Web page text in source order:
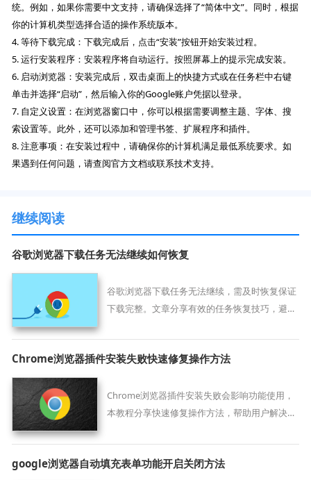
统。例如，如果你需要中文支持，请确保选择了“简体中文”。同时，根据
你的计算机类型选择合适的操作系统版本。
4. 等待下载完成：下载完成后，点击“安装”按钮开始安装过程。
5. 运行安装程序：安装程序将自动运行。按照屏幕上的提示完成安装。
6. 启动浏览器：安装完成后，双击桌面上的快捷方式或在任务栏中右键
单击并选择“启动”，然后输入你的Google账户凭据以登录。
7. 自定义设置：在浏览器窗口中，你可以根据需要调整主题、字体、搜
索设置等。此外，还可以添加和管理书签、扩展程序和插件。
8. 注意事项：在安装过程中，请确保你的计算机满足最低系统要求。如
果遇到任何问题，请查阅官方文档或联系技术支持。
继续阅读
谷歌浏览器下载任务无法继续如何恢复
谷歌浏览器下载任务无法继续，需及时恢复保证
下载完整。文章分享有效的任务恢复技巧，避免
Chrome浏览器插件安装失败快速修复操作方法
Chrome浏览器插件安装失败会影响功能使用，
本教程分享快速修复操作方法，帮助用户解决插
google浏览器自动填充表单功能开启关闭方法